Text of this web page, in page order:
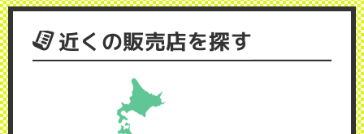
近くの販売店を探す